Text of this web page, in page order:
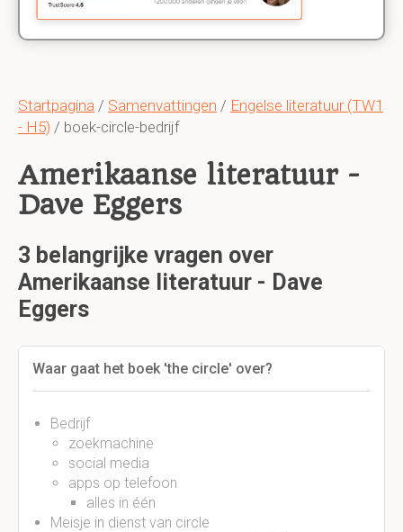
Startpagina / Samenvattingen / Engelse literatuur (TW1
- H5) / boek-circle-bedrijf
Amerikaanse literatuur -
Dave Eggers
3 belangrijke vragen over
Amerikaanse literatuur - Dave
Eggers
Waar gaat het boek 'the circle' over?
Bedrijf
zoekmachine
social media
apps op telefoon
alles in één
Meisje in dienst van circle